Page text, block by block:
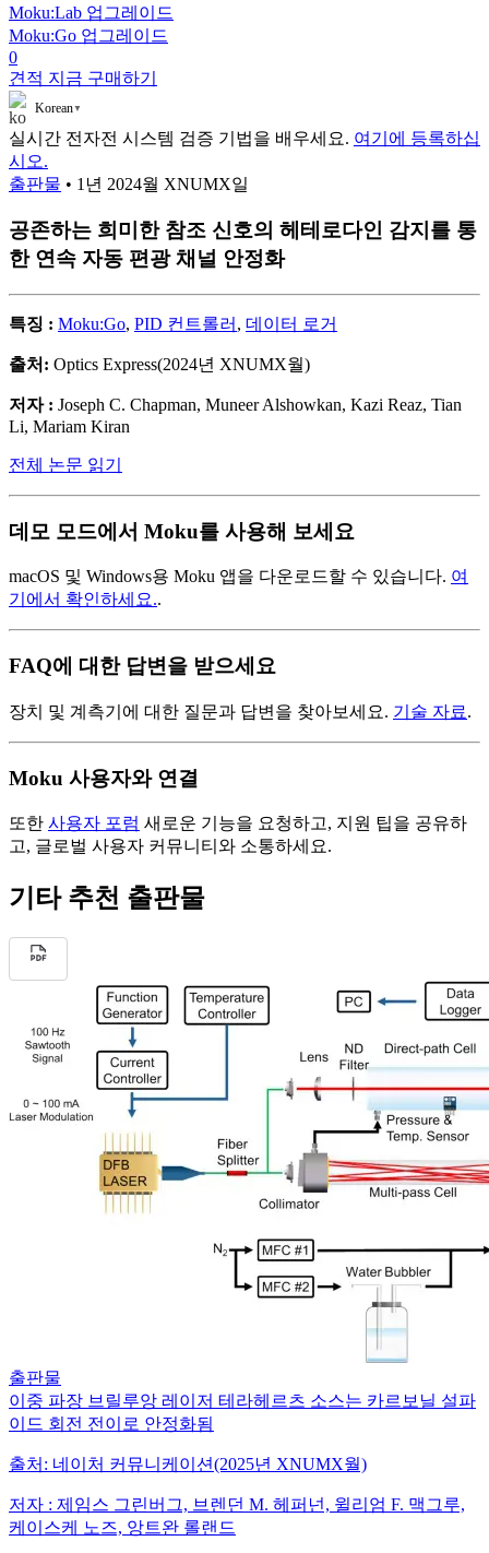
Moku:Lab 업그레이드
Moku:Go 업그레이드
0
견적 지금 구매하기
Korean ▼
실시간 전자전 시스템 검증 기법을 배우세요. 여기에 등록하십
시오.
출판물 • 1년 2024월 XNUMX일
공존하는 희미한 참조 신호의 헤테로다인 감지를 통
한 연속 자동 편광 채널 안정화
특징 : Moku:Go, PID 컨트롤러 , 데이터 로거
출처: Optics Express(2024년 XNUMX월)
저자 : Joseph C. Chapman, Muneer Alshowkan, Kazi Reaz, Tian
Li, Mariam Kiran
전체 논문 읽기
데모 모드에서 Moku를 사용해 보세요
macOS 및 Windows용 Moku 앱을 다운로드할 수 있습니다. 여
기에서 확인하세요..
FAQ에 대한 답변을 받으세요
장치 및 계측기에 대한 질문과 답변을 찾아보세요. 기술 자료.
Moku 사용자와 연결
또한 사용자 포럼 새로운 기능을 요청하고, 지원 팁을 공유하
고, 글로벌 사용자 커뮤니티와 소통하세요.
기타 추천 출판물
출판물
이중 파장 브릴루앙 레이저 테라헤르츠 소스는 카르보닐 설파
이드 회전 전이로 안정화됨
출처: 네이처 커뮤니케이션(2025년 XNUMX월)
저자 : 제임스 그린버그, 브렌던 M. 헤퍼넌, 윌리엄 F. 맥그루,
케이스케 노즈, 앙트완 롤랜드